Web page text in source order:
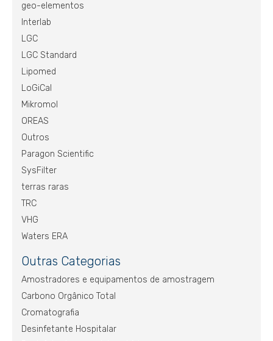
geo-elementos
Interlab
LGC
LGC Standard
Lipomed
LoGiCal
Mikromol
OREAS
Outros
Paragon Scientific
SysFilter
terras raras
TRC
VHG
Waters ERA
Outras Categorias
Amostradores e equipamentos de amostragem
Carbono Orgânico Total
Cromatografia
Desinfetante Hospitalar